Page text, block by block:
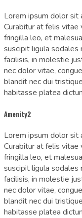
Lorem ipsum dolor sit
Curabitur at felis vitae
fringilla leo, et
suscipit ligula sodales
facilisis, in molestie
nec dolor vitae,
blandit nec dui
habitasse platea
Amenity2
Lorem ipsum dolor sit
Curabitur at felis vitae
fringilla leo, et
suscipit ligula sodales
facilisis, in molestie
nec dolor vitae,
blandit nec dui
habitasse platea